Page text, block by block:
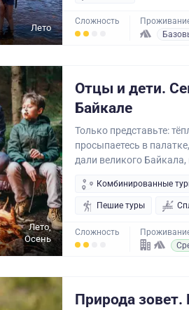
Лето
Сложность
Лето,
Осень
Отцы и дети.
Байкале
Только представьте:
просыпаетесь в
дали великого Байкала,
Комбинированные
Пешие туры
Сложность
Природа